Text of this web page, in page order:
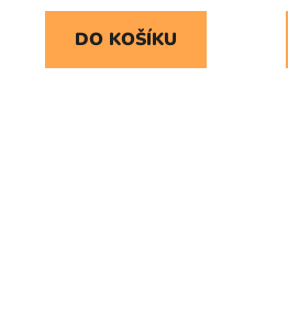
DO KOŠÍKU